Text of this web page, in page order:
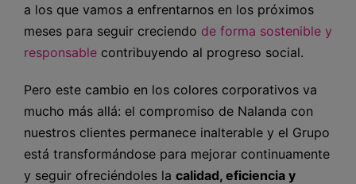
a los que vamos a enfrentarnos en los próximos
meses para seguir creciendo de forma sostenible y
responsable contribuyendo al progreso social.
Pero este cambio en los colores corporativos va
mucho más allá: el compromiso de Nalanda con
nuestros clientes permanece inalterable y el Grupo
está transformándose para mejorar continuamente
y seguir ofreciéndoles la calidad, eficiencia y